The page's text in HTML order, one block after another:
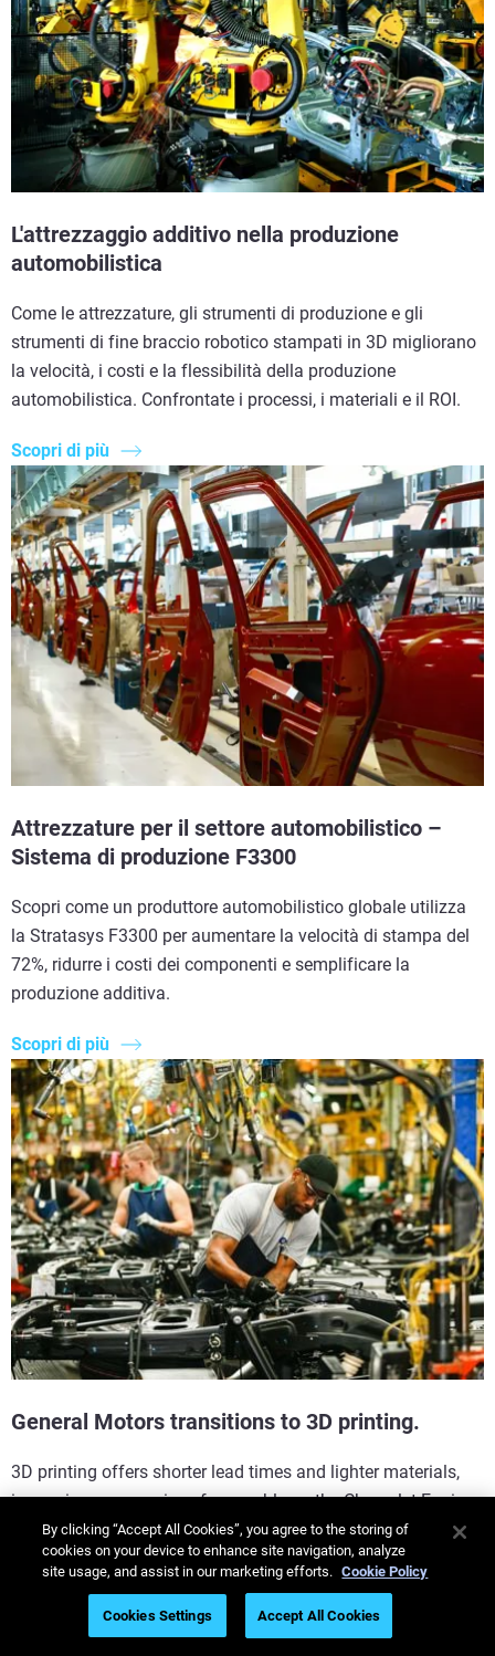
L'attrezzaggio additivo nella produzione
automobilistica
Come le attrezzature, gli strumenti di produzione e gli
strumenti di fine braccio robotico stampati in 3D migliorano
la velocità, i costi e la flessibilità della produzione
automobilistica. Confrontate i processi, i materiali e il ROI.
Scopri di più
Attrezzature per il settore automobilistico –
Sistema di produzione F3300
Scopri come un produttore automobilistico globale utilizza
la Stratasys F3300 per aumentare la velocità di stampa del
72%, ridurre i costi dei componenti e semplificare la
produzione additiva.
Scopri di più
General Motors transitions to 3D printing.
3D printing offers shorter lead times and lighter materials,
improving ergonomics of assembly on the Chevrolet Equinox
rear wheelhouse hemming.
Scopri di più
L'attrezzaggio additivo nella produzione
By clicking “Accept All Cookies”, you agree to the storing of
cookies on your device to enhance site navigation, analyze
site usage, and assist in our marketing efforts. Cookie Policy
Cookies Settings Accept All Cookies